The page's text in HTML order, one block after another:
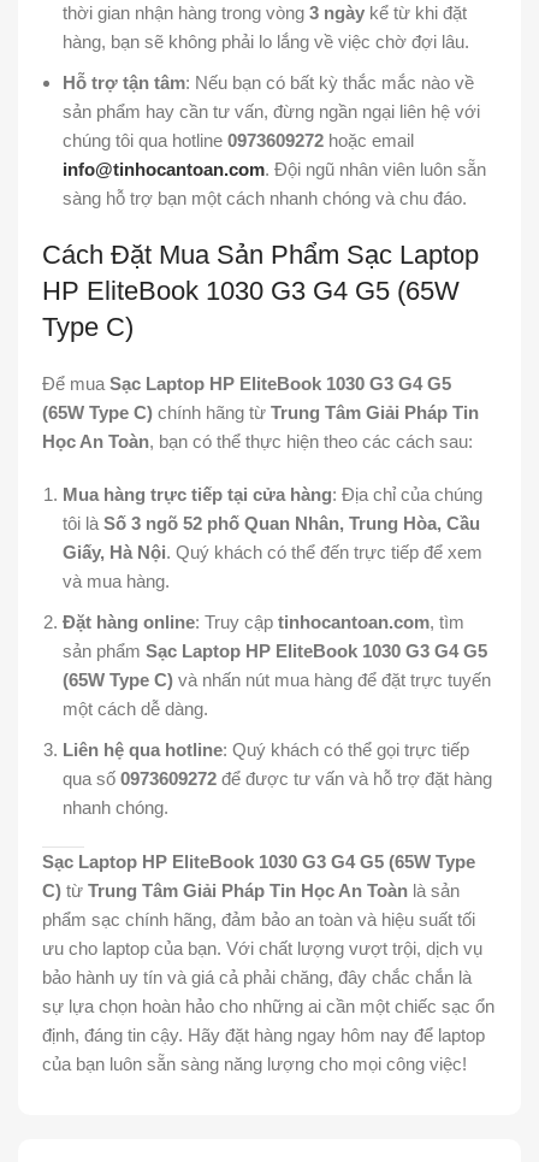
thời gian nhận hàng trong vòng 3 ngày kể từ khi đặt
hàng, bạn sẽ không phải lo lắng về việc chờ đợi lâu.
Hỗ trợ tận tâm: Nếu bạn có bất kỳ thắc mắc nào về
sản phẩm hay cần tư vấn, đừng ngần ngại liên hệ với
chúng tôi qua hotline 0973609272 hoặc email
info@tinhocantoan.com. Đội ngũ nhân viên luôn sẵn
sàng hỗ trợ bạn một cách nhanh chóng và chu đáo.
Cách Đặt Mua Sản Phẩm Sạc Laptop
HP EliteBook 1030 G3 G4 G5 (65W
Type C)
Để mua Sạc Laptop HP EliteBook 1030 G3 G4 G5
(65W Type C) chính hãng từ Trung Tâm Giải Pháp Tin
Học An Toàn, bạn có thể thực hiện theo các cách sau:
Mua hàng trực tiếp tại cửa hàng: Địa chỉ của chúng
tôi là Số 3 ngõ 52 phố Quan Nhân, Trung Hòa, Cầu
Giấy, Hà Nội. Quý khách có thể đến trực tiếp để xem
và mua hàng.
Đặt hàng online: Truy cập tinhocantoan.com, tìm
sản phẩm Sạc Laptop HP EliteBook 1030 G3 G4 G5
(65W Type C) và nhấn nút mua hàng để đặt trực tuyến
một cách dễ dàng.
Liên hệ qua hotline: Quý khách có thể gọi trực tiếp
qua số 0973609272 để được tư vấn và hỗ trợ đặt hàng
nhanh chóng.
Sạc Laptop HP EliteBook 1030 G3 G4 G5 (65W Type
C) từ Trung Tâm Giải Pháp Tin Học An Toàn là sản
phẩm sạc chính hãng, đảm bảo an toàn và hiệu suất tối
ưu cho laptop của bạn. Với chất lượng vượt trội, dịch vụ
bảo hành uy tín và giá cả phải chăng, đây chắc chắn là
sự lựa chọn hoàn hảo cho những ai cần một chiếc sạc ổn
định, đáng tin cậy. Hãy đặt hàng ngay hôm nay để laptop
của bạn luôn sẵn sàng năng lượng cho mọi công việc!